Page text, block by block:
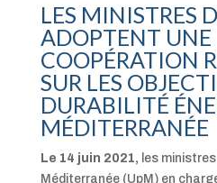
LES MINISTRES
ADOPTENT UNE
COOPÉRATION
SUR LES
DURABILITÉ
MÉDITERRANÉE
Le 14 juin 2021, les
Méditerranée (UpM) en